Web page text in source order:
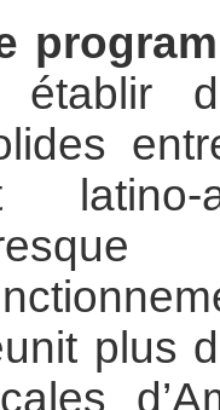
établir
latino-
plus